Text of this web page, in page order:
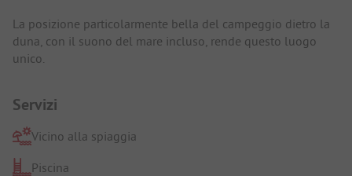
La posizione particolarmente bella del campeggio dietro la
duna, con il suono del mare incluso, rende questo luogo
unico.
Servizi
Vicino alla spiaggia
Piscina